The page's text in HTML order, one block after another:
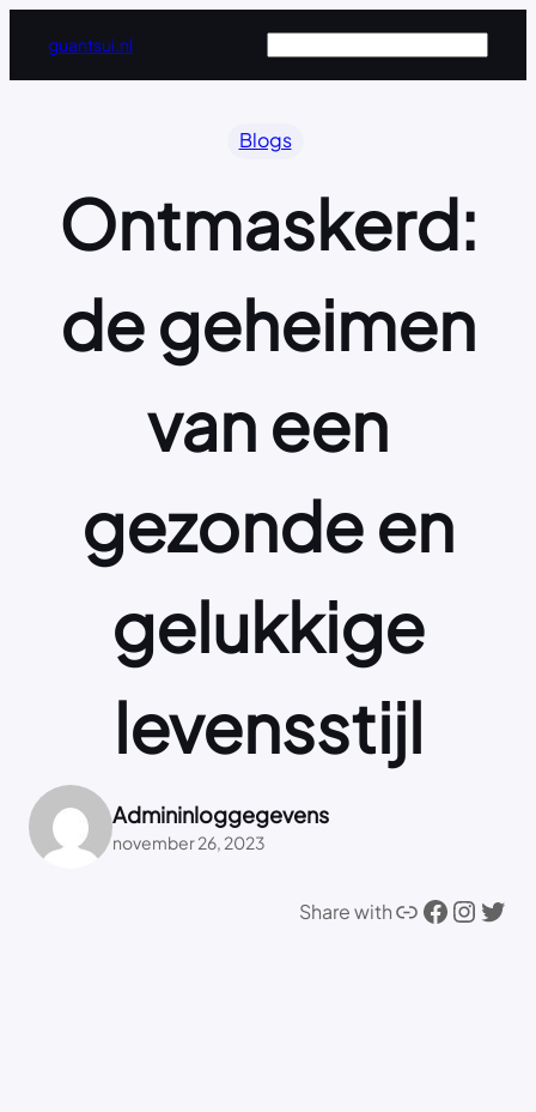
de
guantsui.nl
Blogs
Ontmaskerd:
de geheimen
van een
gezonde en
gelukkige
levensstijl
Admininloggegevens
november 26, 2023
Share withLink Facebook Instagram Twitter